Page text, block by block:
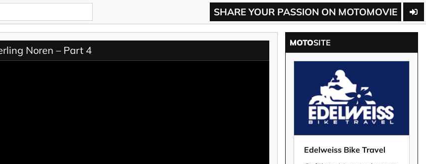
SHARE YOUR PASSION ON MOTOMOVIE
Noren – Part 4
MOTOSITE
Edelweiss Bike Travel